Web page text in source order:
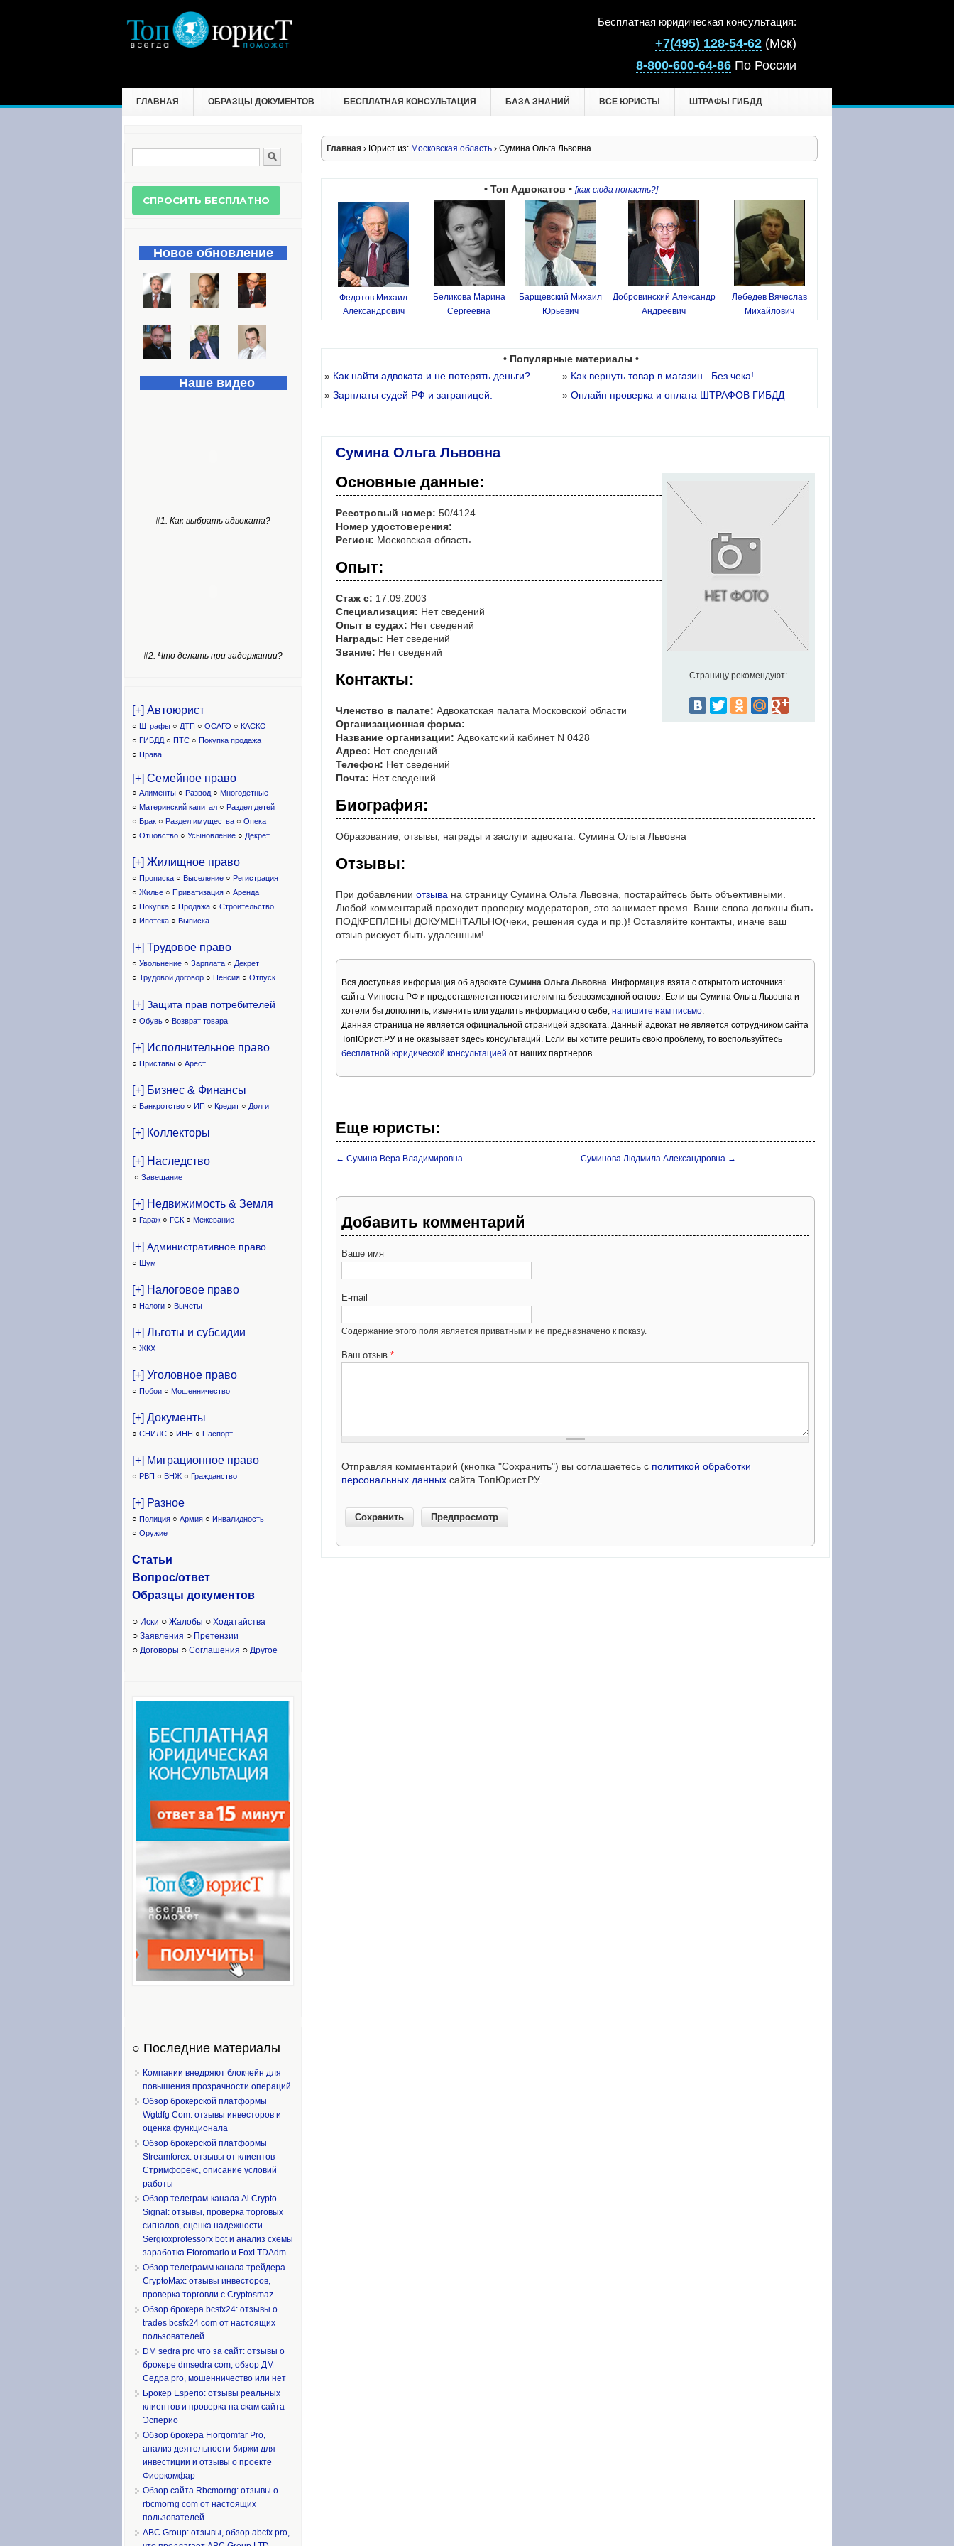
Бесплатная юридическая консультация:
+7(495) 128-54-62 (Мск)
8-800-600-64-86 По России
ГЛАВНАЯ ОБРАЗЦЫ ДОКУМЕНТОВ БЕСПЛАТНАЯ КОНСУЛЬТАЦИЯ БАЗА ЗНАНИЙ ВСЕ ЮРИСТЫ ШТРАФЫ ГИБДД
Главная › Юрист из: Московская область › Сумина Ольга Львовна
• Топ Адвокатов • [как сюда попасть?]
Федотов Михаил
Александрович
Беликова Марина
Сергеевна
Барщевский Михаил
Юрьевич
Добровинский Александр
Андреевич
Лебедев Вячеслав
Михайлович
• Популярные материалы •
» Как найти адвоката и не потерять деньги? » Как вернуть товар в магазин.. Без чека!
» Зарплаты судей РФ и заграницей. » Онлайн проверка и оплата ШТРАФОВ ГИБДД
Сумина Ольга Львовна
Страницу рекомендуют:
Основные данные:
Реестровый номер: 50/4124
Номер удостоверения:
Регион: Московская область
Опыт:
Стаж с: 17.09.2003
Специализация: Нет сведений
Опыт в судах: Нет сведений
Награды: Нет сведений
Звание: Нет сведений
Контакты:
Членство в палате: Адвокатская палата Московской области
Организационная форма:
Название организации: Адвокатский кабинет N 0428
Адрес: Нет сведений
Телефон: Нет сведений
Почта: Нет сведений
Биография:
Образование, отзывы, награды и заслуги адвоката: Сумина Ольга Львовна
Отзывы:
При добавлении отзыва на страницу Сумина Ольга Львовна, постарайтесь быть объективными.
Любой комментарий проходит проверку модераторов, это занимает время. Ваши слова должны быть
ПОДКРЕПЛЕНЫ ДОКУМЕНТАЛЬНО(чеки, решения суда и пр.)! Оставляйте контакты, иначе ваш
отзыв рискует быть удаленным!
Вся доступная информация об адвокате Сумина Ольга Львовна. Информация взята с открытого источника:
сайта Минюста РФ и предоставляется посетителям на безвозмездной основе. Если вы Сумина Ольга Львовна и
хотели бы дополнить, изменить или удалить информацию о себе, напишите нам письмо.
Данная страница не является официальной страницей адвоката. Данный адвокат не является сотрудником сайта
ТопЮрист.РУ и не оказывает здесь консультаций. Если вы хотите решить свою проблему, то воспользуйтесь
бесплатной юридической консультацией от наших партнеров.
Еще юристы:
← Сумина Вера Владимировна Суминова Людмила Александровна →
Добавить комментарий
Ваше имя
E-mail
Содержание этого поля является приватным и не предназначено к показу.
Ваш отзыв *
Отправляя комментарий (кнопка "Сохранить") вы соглашаетесь с политикой обработки
персональных данных сайта ТопЮрист.РУ.
Форма поиска
Новое обновление
Наше видео
#1. Как выбрать адвоката?
#2. Что делать при задержании?
[+] Автоюрист
○ Штрафы ○ ДТП ○ ОСАГО ○ КАСКО
○ ГИБДД ○ ПТС ○ Покупка продажа
○ Права
[+] Семейное право
○ Алименты ○ Развод ○ Многодетные
○ Материнский капитал ○ Раздел детей
○ Брак ○ Раздел имущества ○ Опека
○ Отцовство ○ Усыновление ○ Декрет
[+] Жилищное право
○ Прописка ○ Выселение ○ Регистрация
○ Жилье ○ Приватизация ○ Аренда
○ Покупка ○ Продажа ○ Строительство
○ Ипотека ○ Выписка
[+] Трудовое право
○ Увольнение ○ Зарплата ○ Декрет
○ Трудовой договор ○ Пенсия ○ Отпуск
[+] Защита прав потребителей
○ Обувь ○ Возврат товара
[+] Исполнительное право
○ Приставы ○ Арест
[+] Бизнес & Финансы
○ Банкротство ○ ИП ○ Кредит ○ Долги
[+] Коллекторы
[+] Наследство
○ Завещание
[+] Недвижимость & Земля
○ Гараж ○ ГСК ○ Межевание
[+] Административное право
○ Шум
[+] Налоговое право
○ Налоги ○ Вычеты
[+] Льготы и субсидии
○ ЖКХ
[+] Уголовное право
○ Побои ○ Мошенничество
[+] Документы
○ СНИЛС ○ ИНН ○ Паспорт
[+] Миграционное право
○ РВП ○ ВНЖ ○ Гражданство
[+] Разное
○ Полиция ○ Армия ○ Инвалидность
○ Оружие
Статьи
Вопрос/ответ
Образцы документов
○ Иски ○ Жалобы ○ Ходатайства
○ Заявления ○ Претензии
○ Договоры ○ Соглашения ○ Другое
○ Последние материалы
Компании внедряют блокчейн для
повышения прозрачности операций
Обзор брокерской платформы
Wgtdfg Com: отзывы инвесторов и
оценка функционала
Обзор брокерской платформы
Streamforex: отзывы от клиентов
Стримфорекс, описание условий
работы
Обзор телеграм-канала Ai Crypto
Signal: отзывы, проверка торговых
сигналов, оценка надежности
Sergioxprofessorx bot и анализ схемы
заработка Etoromario и FoxLTDAdm
Обзор телеграмм канала трейдера
CryptoMax: отзывы инвесторов,
проверка торговли с Cryptosmaz
Обзор брокера bcsfx24: отзывы о
trades bcsfx24 com от настоящих
пользователей
DM sedra pro что за сайт: отзывы о
брокере dmsedra com, обзор ДМ
Седра pro, мошенничество или нет
Брокер Esperio: отзывы реальных
клиентов и проверка на скам сайта
Эсперио
Обзор брокера Fiorqomfar Pro,
анализ деятельности биржи для
инвестиции и отзывы о проекте
Фиоркомфар
Обзор сайта Rbcmorng: отзывы о
rbcmorng com от настоящих
пользователей
ABC Group: отзывы, обзор abcfx pro,